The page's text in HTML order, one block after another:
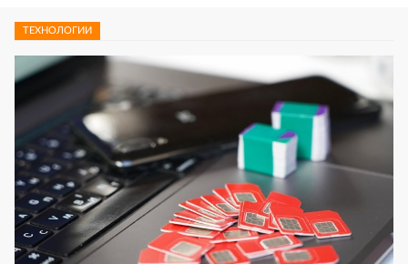
ТЕХНОЛОГИИ